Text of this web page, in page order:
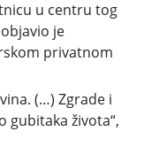
u centru tog
je
privatnom
(…) Zgrade i
gubitaka života“,